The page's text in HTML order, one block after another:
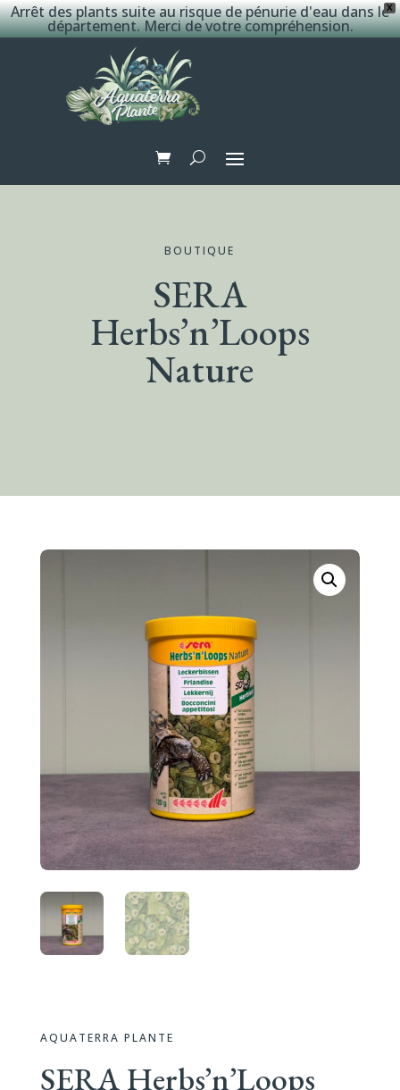
X
Arrêt des plants suite au risque de pénurie d'eau dans le
département. Merci de votre compréhension.
BOUTIQUE
SERA
Herbs’n’Loops
Nature
AQUATERRA PLANTE
SERA Herbs’n’Loops